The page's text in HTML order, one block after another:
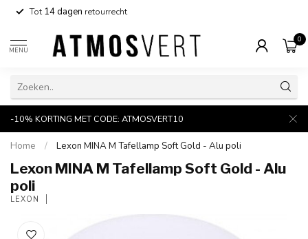
Tot14 dagen retourrecht
MENU
0
-10% KORTING MET CODE: ATMOSVERT10
Home / Lexon MINA M Tafellamp Soft Gold - Alu poli
Lexon MINA M Tafellamp Soft Gold - Alu
poli
LEXON